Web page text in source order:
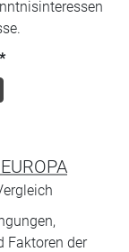
*
Faktoren der